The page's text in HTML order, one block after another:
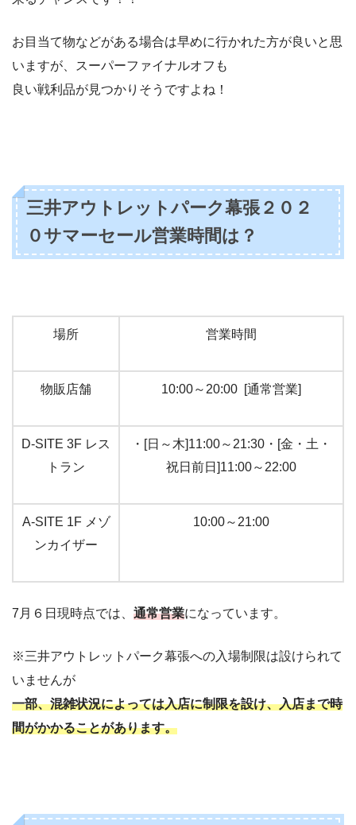
お目当て物などがある場合は早めに行かれた方が良いと思
いますが、スーパーファイナルオフも
良い戦利品が見つかりそうですよね！
三井アウトレットパーク幕張２０２
０サマーセール営業時間は？
場所 営業時間
物販店舗 10:00～ 20:00 [通常営業]
D-SITE 3F レス
トラン
・[日～木]11:00～ 21:30 ・[金・土・
祝日前日]11:00～ 22:00
A-SITE 1F メゾ
ンカイザー
10:00～ 21:00
7月６日現時点では、 通常営業になっています。
※三井アウトレットパーク幕張への入場制限は設けられて
いませんが
一部、混雑状況によっては入店に制限を設け、入店まで時
間がかかることがあります。